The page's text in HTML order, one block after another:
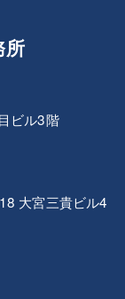
所
ビル3階
大宮三貴ビル4